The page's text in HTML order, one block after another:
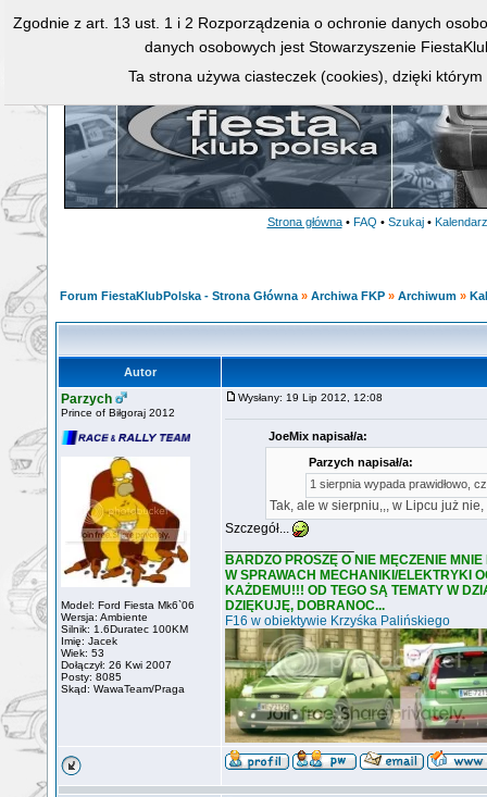
Strona główna • FAQ • Szukaj • Kalendarz
Forum FiestaKlubPolska - Strona Główna » Archiwa FKP » Archiwum »
Autor
Parzych
Prince of Biłgoraj 2012
Model: Ford Fiesta Mk6`06
Wersja: Ambiente
Silnik: 1.6Duratec 100KM
Imię: Jacek
Wiek: 53
Dołączył: 26 Kwi 2007
Posty: 8085
Skąd: WawaTeam/Praga
Wysłany: 19 Lip 2012, 12:08
JoeMix napisał/a:
Parzych napisał/a:
1 sierpnia wypada prawidłowo,
Tak, ale w sierpniu,,, w Lipcu już
Szczegół...
BARDZO PROSZĘ O NIE MĘCZENIE
W SPRAWACH MECHANIKI/ELEKTRYKI
KAŻDEMU!!! OD TEGO SĄ TEMATY W
DZIĘKUJĘ, DOBRANOC...
F16 w obiektywie Krzyśka Palińskiego
Zgodnie z art. 13 ust. 1 i 2 Rozporządzenia o ochronie danych
danych osobowych jest Stowarzyszenie
Ta strona używa ciasteczek (cookies), dzięki